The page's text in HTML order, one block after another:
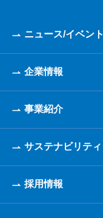
ニュース/イベント
企業情報
事業紹介
サステナビリティ
採用情報